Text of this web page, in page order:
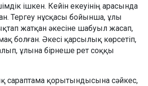
ішкен. Кейін екеуінің арасында
Тергеу нұсқасы бойынша, ұлы
жатқан әкесіне шабуыл жасап,
болған. Әкесі қарсылық көрсетіп,
ұлына бірнеше рет соққы
сараптама қорытындысына сәйкес,